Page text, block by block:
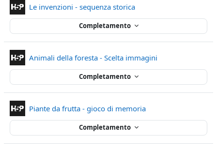
Le invenzioni - sequenza storicaContenuto Interattivo
Completamento
Animali della foresta - Scelta immagini
Completamento
Piante da frutta - gioco di memoriaContenuto Interattivo
Completamento